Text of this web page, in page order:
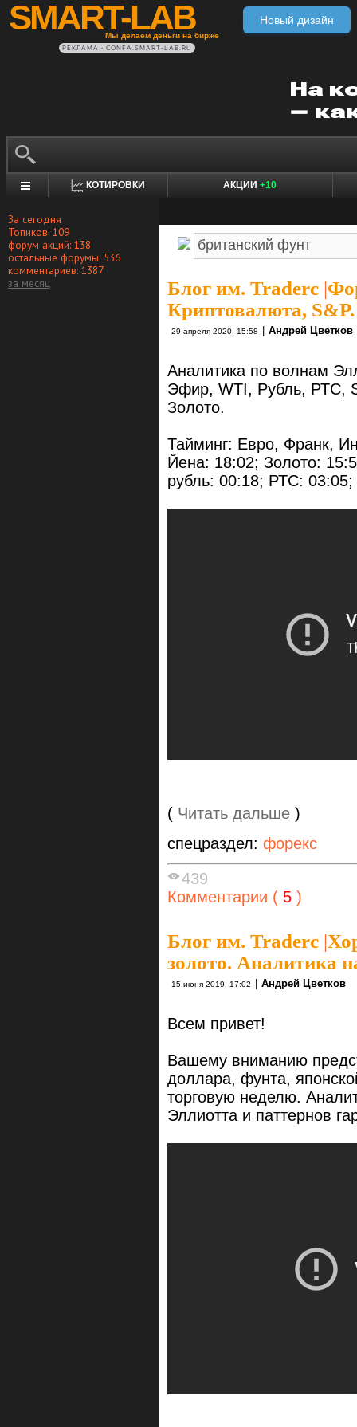
SMART-LAB
Мы делаем деньги на бирже
Новый дизайн
РЕКЛАМА • CONFA.SMART-LAB.RU
КОТИРОВКИ АКЦИИ +10
За сегодня
Топиков: 109
форум акций: 138
остальные форумы: 536
комментариев: 1387
за месяц
Блог им. Traderc |
Криптовалюта,
29 апреля 2020, 15:58 Андрей Цветков
Аналитика по волнам
Эфир, WTI, Рубль, РТС,
Золото.
Тайминг: Евро, Франк,
Йена: 18:02; Золото:
рубль: 00:18; РТС:
( Читать дальше )
спецраздел: форекс
439
Комментарии ( 5 )
Блог им. Traderc |
золото. Аналитика
15 июня 2019, 17:02 Андрей Цветков
Всем привет!
Вашему вниманию
доллара, фунта,
торговую неделю.
Эллиотта и паттернов